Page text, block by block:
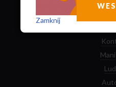
Zamknij